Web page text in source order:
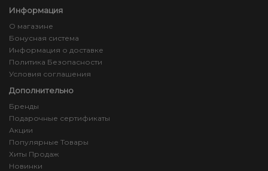
Информация
О магазине
Бонусная система
Информация о доставке
Политика Безопасности
Условия соглашения
Дополнительно
Бренды
Подарочные сертификаты
Акции
Популярные Товары
Хиты Продаж
Новинки